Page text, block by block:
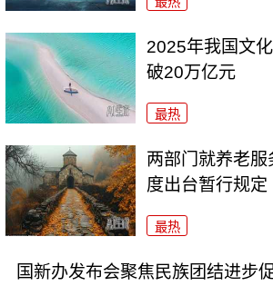
2025年我国文
破20万亿元
最热
两部门就养老服
度出台暂行规定
最热
国新办发布会聚焦民族团结进步